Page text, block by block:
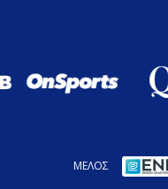
ΜΕΛΟΣ